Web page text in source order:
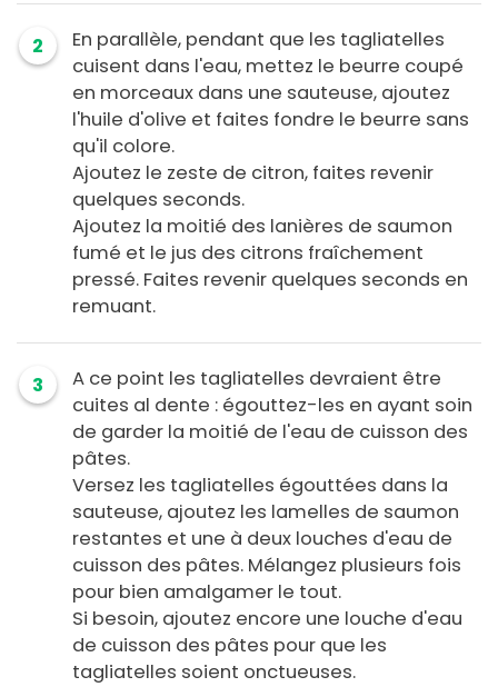
2
En parallèle, pendant que les tagliatelles
cuisent dans l'eau, mettez le beurre coupé
en morceaux dans une sauteuse, ajoutez
l'huile d'olive et faites fondre le beurre sans
qu'il colore.
Ajoutez le zeste de citron, faites revenir
quelques seconds.
Ajoutez la moitié des lanières de saumon
fumé et le jus des citrons fraîchement
pressé. Faites revenir quelques seconds en
remuant.
3
A ce point les tagliatelles devraient être
cuites al dente : égouttez-les en ayant soin
de garder la moitié de l'eau de cuisson des
pâtes.
Versez les tagliatelles égouttées dans la
sauteuse, ajoutez les lamelles de saumon
restantes et une à deux louches d'eau de
cuisson des pâtes. Mélangez plusieurs fois
pour bien amalgamer le tout.
Si besoin, ajoutez encore une louche d'eau
de cuisson des pâtes pour que les
tagliatelles soient onctueuses.